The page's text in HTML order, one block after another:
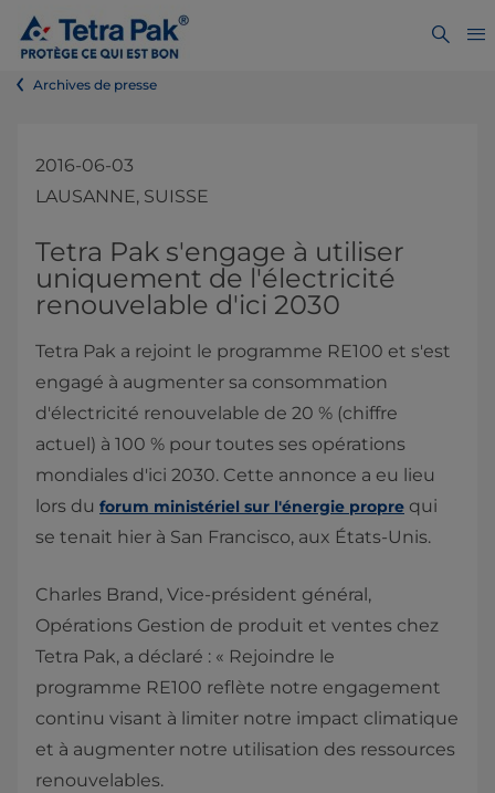
Archives de presse
2016-06-03
LAUSANNE, SUISSE
​​​​​​​​​​​​​​​​​Tetra Pak s'engage à utiliser
uniquement de l'électricité
renouvelable d'ici 2030
Tetra Pak a rejoint le programme RE100 et s'est
engagé à augmenter sa consommation
d'électricité renouvelable de 20 % (chiffre
actuel) à 100 % pour toutes ses opérations
mondiales d'ici 2030. Cette annonce a eu lieu
lors du forum ministériel sur l'énergie propre​ qui
se tenait hier à San Francisco, aux États-Unis.
Charles Brand, Vice-président général,
Opérations Gestion de produit et ventes chez
Tetra Pak, a déclaré : « Rejoindre le
programme RE100 reflète notre engagement
continu visant à limiter notre impact climatique
et à augmenter notre utilisation des ressources
renouvelables.